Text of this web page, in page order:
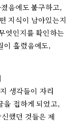
음에도 불구하고,
지식이 남아있는지
엇인지를 확인하는
이 흘렀음에도,
생각들이 자리
을 접하게 되었고,
했던 것들은 제